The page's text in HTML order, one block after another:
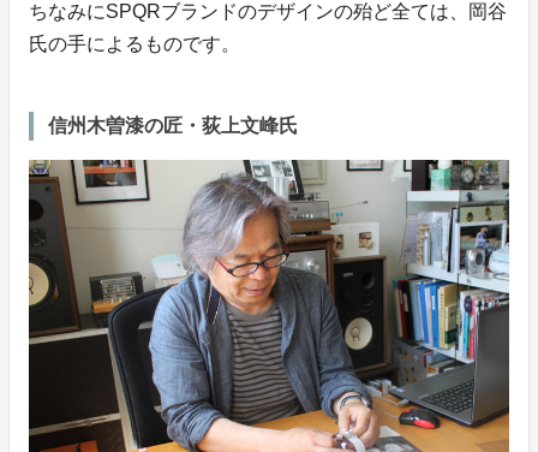
ちなみにSPQRブランドのデザインの殆ど全ては、岡谷
氏の手によるものです。
信州木曽漆の匠・荻上文峰氏